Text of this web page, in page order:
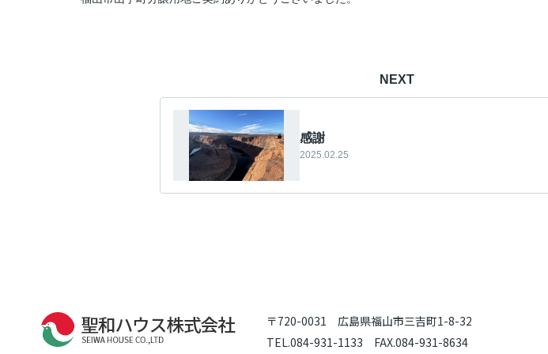
NEXT
感謝
2025.02.25
〒720-0031 広島県福山市三吉町1-8-32
TEL.084-931-1133 FAX.084-931-8634